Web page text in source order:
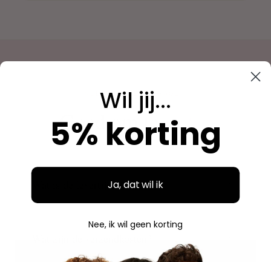
VEELGESTELDE VRAGEN
Goed om teweten
Wat is de levertijd?
Wil jij...
5% korting
Ja, dat wil ik
Nee, ik wil geen korting